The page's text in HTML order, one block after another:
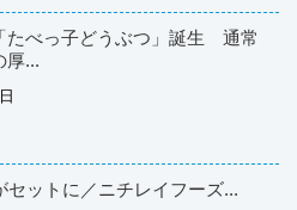
たべっ子どうぶつ」誕生 通常
厚...
ットに／ニチレイフーズ...